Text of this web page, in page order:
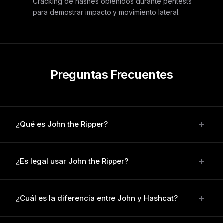
para demostrar impacto y movimiento lateral.
Preguntas Frecuentes
¿Qué es John the Ripper?
auditoría de contraseñas que detecta contraseñas
diferentes.
¿Es legal usar John the Ripper?
con autorización explícita. Lo utilizamos en pentests
¿Cuál es la diferencia entre John y Hashcat?